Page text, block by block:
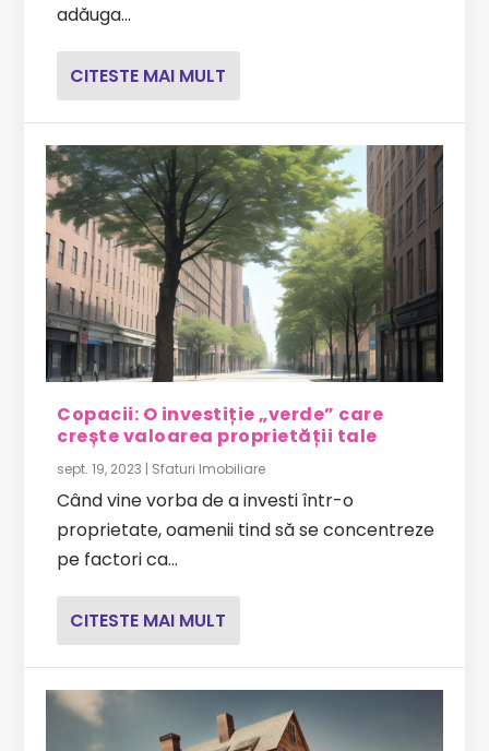
adăuga...
CITESTE MAI MULT
Copacii: O investiție „verde” care
crește valoarea proprietății tale
sept. 19, 2023 | Sfaturi Imobiliare
Când vine vorba de a investi într-o
proprietate, oamenii tind să se concentreze
pe factori ca...
CITESTE MAI MULT